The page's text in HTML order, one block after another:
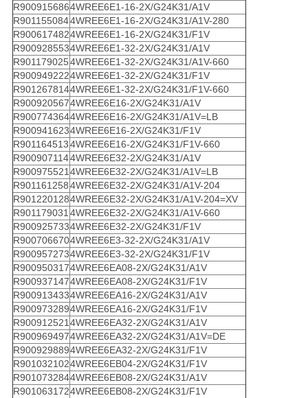
R9009156864WREE6E1-16-2X/G24K31/A1V
R9011550844WREE6E1-16-2X/G24K31/A1V-280
R9006174824WREE6E1-16-2X/G24K31/F1V
R9009285534WREE6E1-32-2X/G24K31/A1V
R9011790254WREE6E1-32-2X/G24K31/A1V-660
R9009492224WREE6E1-32-2X/G24K31/F1V
R9012678144WREE6E1-32-2X/G24K31/F1V-660
R9009205674WREE6E16-2X/G24K31/A1V
R9007743644WREE6E16-2X/G24K31/A1V=LB
R9009416234WREE6E16-2X/G24K31/F1V
R9011645134WREE6E16-2X/G24K31/F1V-660
R9009071144WREE6E32-2X/G24K31/A1V
R9009755214WREE6E32-2X/G24K31/A1V=LB
R9011612584WREE6E32-2X/G24K31/A1V-204
R9012201284WREE6E32-2X/G24K31/A1V-204=XV
R9011790314WREE6E32-2X/G24K31/A1V-660
R9009257334WREE6E32-2X/G24K31/F1V
R9007066704WREE6E3-32-2X/G24K31/A1V
R9009572734WREE6E3-32-2X/G24K31/F1V
R9009503174WREE6EA08-2X/G24K31/A1V
R9009371474WREE6EA08-2X/G24K31/F1V
R9009134334WREE6EA16-2X/G24K31/A1V
R9009732894WREE6EA16-2X/G24K31/F1V
R9009125214WREE6EA32-2X/G24K31/A1V
R9009694974WREE6EA32-2X/G24K31/A1V=DE
R9009298894WREE6EA32-2X/G24K31/F1V
R9010321024WREE6EB04-2X/G24K31/F1V
R9010732844WREE6EB08-2X/G24K31/A1V
R9010631724WREE6EB08-2X/G24K31/F1V